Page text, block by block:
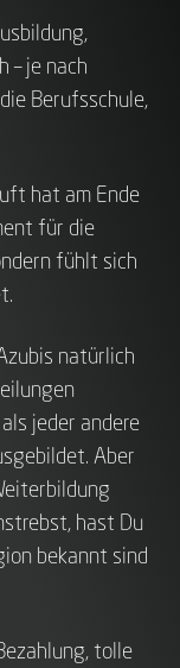
– je nach
Berufsschule,
hat am Ende
für die
fühlt sich
natürlich
jeder andere
Aber
hast Du
bekannt sind
tolle